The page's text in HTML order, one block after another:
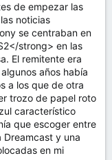
de empezar las
noticias
se centraban en
strong> en las
El remitente era
años había
a los que de otra
trozo de papel roto
característico
que escoger entre
Dreamcast y una
en mi